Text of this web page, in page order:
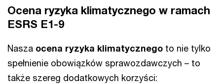
Ocena ryzyka klimatycznego w ramach
ESRS E1-9
Nasza ocena ryzyka klimatycznego to nie tylko
spełnienie obowiązków sprawozdawczych – to
także szereg dodatkowych korzyści: